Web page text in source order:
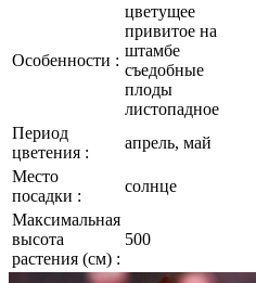
Особенности :
цветущее
привитое на
штамбе
съедобные
плоды
листопадное
Период
цветения :
апрель, май
Место
посадки :
солнце
Максимальная
высота
растения (см) :
500